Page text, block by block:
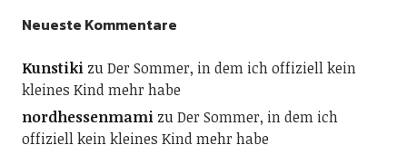
Neueste Kommentare
KunstikizuDer Sommer, in dem ich offiziell kein
kleines Kind mehr habe
nordhessenmamizuDer Sommer, in dem ich
offiziell kein kleines Kind mehr habe